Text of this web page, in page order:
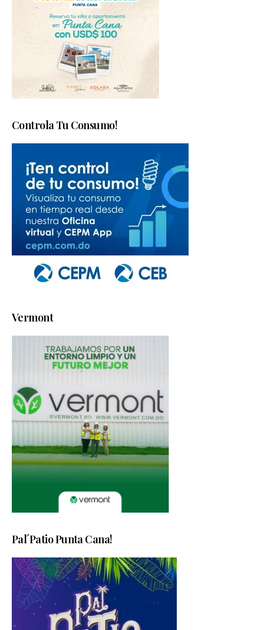
Controla Tu Consumo!
Vermont
Pal´Patio Punta Cana!